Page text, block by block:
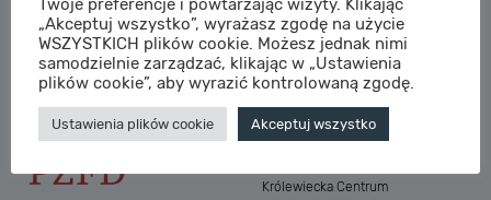
sprzedaz@sagaris.pl
Osada Nadolicka III
Dębowe Aleje III
Atria Nowe Żerniki
Szklarska Village
Osada Nadolicka I i II
Królewiecka Centrum
Twoje preferencje i powtarzając wizyty. Klikając
„Akceptuj wszystko”, wyrażasz zgodę na użycie
WSZYSTKICH plików cookie. Możesz jednak nimi
samodzielnie zarządzać, klikając w „Ustawienia
plików cookie”, aby wyrazić kontrolowaną zgodę.
Ustawienia plików cookie Akceptuj wszystko